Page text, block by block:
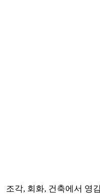
조각, 회화, 건축에서 영